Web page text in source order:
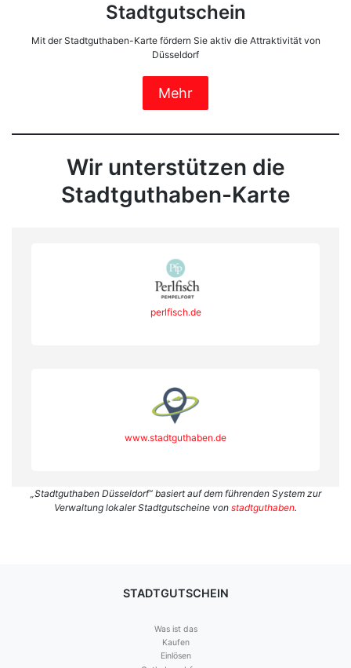
Stadtgutschein
Mit der Stadtguthaben-Karte fördern Sie aktiv die Attraktivität von
Düsseldorf
Mehr
Wir unterstützen die
Stadtguthaben-Karte
perlfisch.de
www.stadtguthaben.de
„Stadtguthaben Düsseldorf“ basiert auf dem führenden System zur
Verwaltung lokaler Stadtgutscheine von stadtguthaben.
STADTGUTSCHEIN
Was ist das
Kaufen
Einlösen